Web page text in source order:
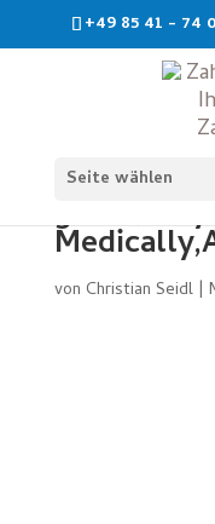
+49 85 41 - 74
Seite wählen
von Christian Seidl|